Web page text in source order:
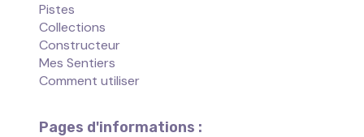
Pistes
Collections
Constructeur
Mes Sentiers
Comment utiliser
Pages d'informations :